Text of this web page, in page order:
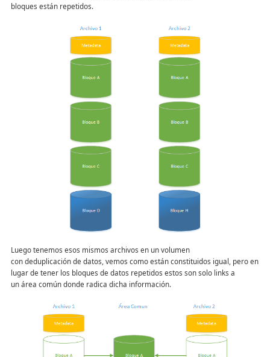
bloques están repetidos.
Luego tenemos esos mismos archivos en un volumen
con deduplicación de datos, vemos como están constituidos igual, pero en
lugar de tener los bloques de datos repetidos estos son solo links a
un área común donde radica dicha información.